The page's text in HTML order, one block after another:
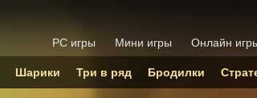
PC игры Мини игры Онлайн
Шарики Три в ряд Бродилки